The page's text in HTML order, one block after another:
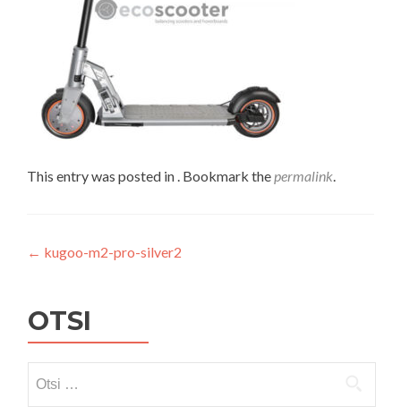
This entry was posted in . Bookmark thepermalink.
Navigeerimine
← kugoo-m2-pro-silver2
OTSI